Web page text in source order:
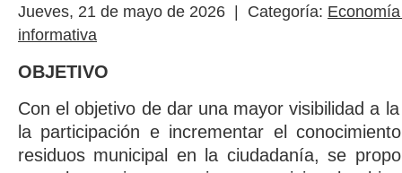
Jueves, 21 de mayo de 2026 | Categoría:
informativa
OBJETIVO
Con el objetivo de dar una mayor visibilidad a
la participación e incrementar el
residuos municipal en la ciudadanía, se